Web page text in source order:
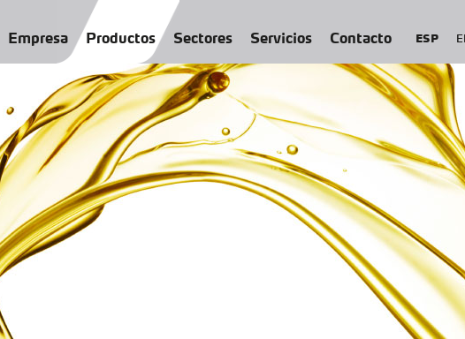
Empresa Productos Sectores Servicios Contacto ESP